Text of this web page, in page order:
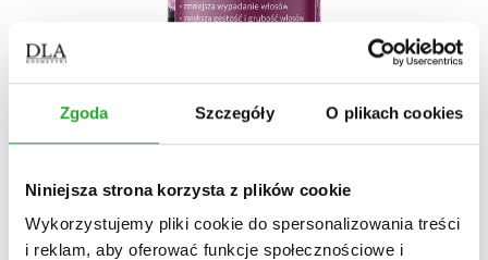
Zgoda Szczegóły O plikach cookies
Niniejsza strona korzysta z plików cookie
Wykorzystujemy pliki cookie do spersonalizowania treści
i reklam, aby oferować funkcje społecznościowe i